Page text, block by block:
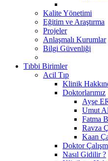
Kalite Yönetimi
Eğitim ve Araştırma
Projeler
Anlaşmalı Kurumlar
Bilgi Güvenliği
Tıbbi Birimler
Acil Tıp
Klinik
Doktorlarımız
Ayşe
Umut
Fatma
Ravza
Kaan
Doktor
Nasıl Gidilir ?